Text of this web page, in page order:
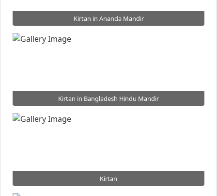
Kirtan in Ananda Mandir
Kirtan in Bangladesh Hindu Mandir
Kirtan